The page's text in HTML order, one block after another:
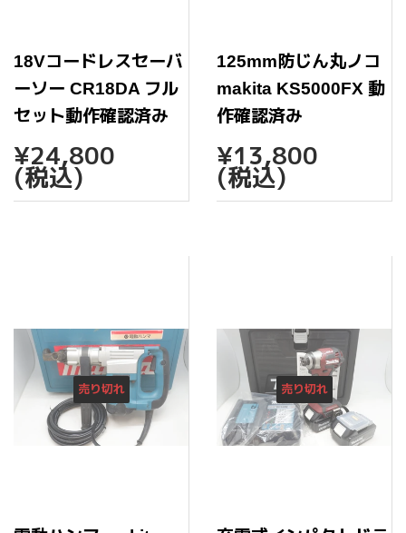
18Vコードレスセーバ
ーソー CR18DA フル
セット動作確認済み
通
常
価
格
¥24,800 ¥24,800
(税込)
125mm防じん丸ノコ
makita KS5000FX 動
作確認済み
通
常
価
格
¥13,800
(税込)
売り切れ 売り切れ